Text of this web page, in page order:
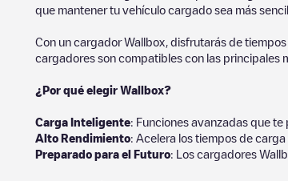
que mantener tu vehículo cargado sea más
Con un cargador Wallbox, disfrutarás de
cargadores son compatibles con las principales
¿Por qué elegir Wallbox?
Carga Inteligente: Funciones avanzadas que
Alto Rendimiento: Acelera los tiempos de
Preparado para el Futuro: Los cargadores